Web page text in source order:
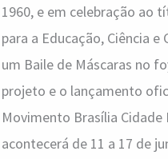
1960, e em celebração ao
para a Educação, Ciência
um Baile de Máscaras no
projeto e o lançamento
Movimento Brasília Cidade
acontecerá de 11 a 17 de